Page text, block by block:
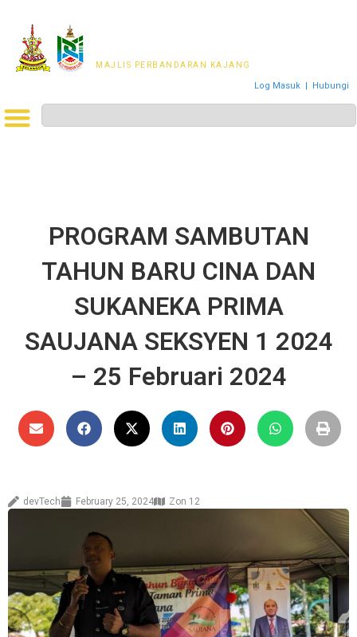
MAJLIS PERBANDARAN KAJANG
Log Masuk | Hubungi
PROGRAM SAMBUTAN
TAHUN BARU CINA DAN
SUKANEKA PRIMA
SAUJANA SEKSYEN 1 2024
– 25 Februari 2024
devTech February 25, 2024 Zon 12